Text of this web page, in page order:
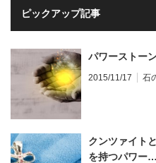
ピックアップ記事
パワーストー
2015/11/17 石
クンツァイト
を持つパワー…